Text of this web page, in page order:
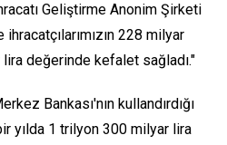
Geliştirme Anonim Şirketi
228 milyar
değerinde kefalet sağladı."
Bankası'nın kullandırdığı
yılda 1 trilyon 300 milyar lira